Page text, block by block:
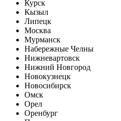
Курск
Кызыл
Липецк
Москва
Мурманск
Набережные Челны
Нижневартовск
Нижний Новгород
Новокузнецк
Новосибирск
Омск
Орел
Оренбург